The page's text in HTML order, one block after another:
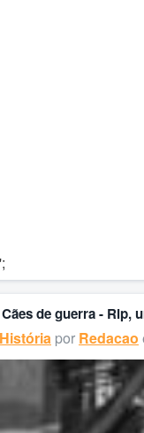
';
Cães de guerra - Rip,
História por Redacao